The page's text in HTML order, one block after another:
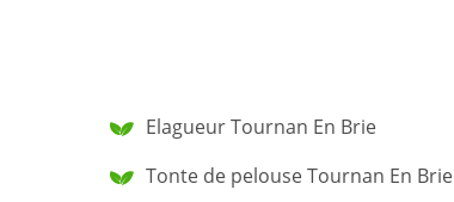
Elagueur Tournan En Brie
Tonte de pelouse Tournan En Brie